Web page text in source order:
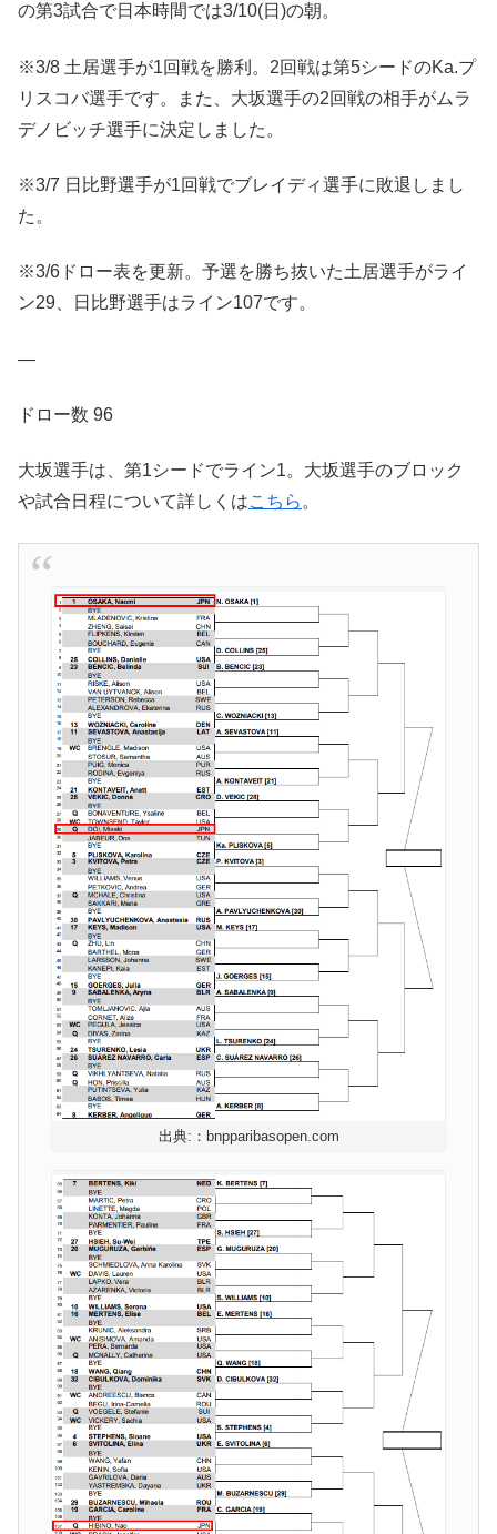
の第3試合で日本時間では3/10(日)の朝。
※3/8 土居選手が1回戦を勝利。2回戦は第5シードのKa.プ
リスコバ選手です。また、大坂選手の2回戦の相手がムラ
デノビッチ選手に決定しました。
※3/7 日比野選手が1回戦でブレイディ選手に敗退しまし
た。
※3/6ドロー表を更新。予選を勝ち抜いた土居選手がライ
ン29、日比野選手はライン107です。
—
ドロー数 96
大坂選手は、第1シードでライン1。大坂選手のブロック
や試合日程について詳しくはこちら。
出典:：bnpparibasopen.com